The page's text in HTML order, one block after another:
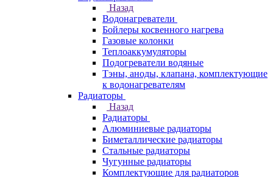
Назад
Водонагреватели
Бойлеры косвенного нагрева
Газовые колонки
Теплоаккумуляторы
Подогреватели водяные
Тэны, аноды, клапана, комплектующие
к водонагревателям
Радиаторы
Назад
Радиаторы
Алюминиевые радиаторы
Биметаллические радиаторы
Стальные радиаторы
Чугунные радиаторы
Комплектующие для радиаторов